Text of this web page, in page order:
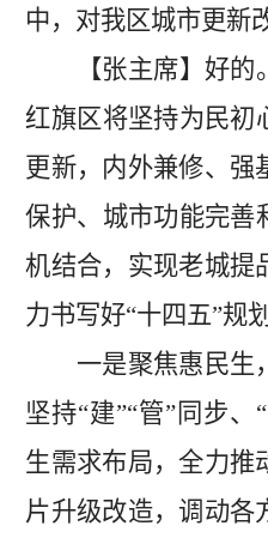
中，对我区城市更新
【张主席】 好的
红旗区将坚持为民初
更新，内外兼修、强
保护、 城市功能完善
机结合，实现老城提
力书写好“十四五”规
一是聚焦惠民生
坚持“建”“管”同步、
生需求布局，全力推
片升级改造，调动各